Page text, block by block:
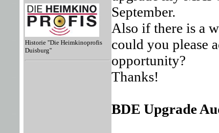
Historie "Die Heimkinoprofis
Duisburg"
September.
Also if there is a
could you please
opportunity?
Thanks!
BDE Upgrade